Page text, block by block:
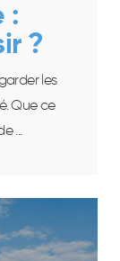
:
?
les
Que ce
...